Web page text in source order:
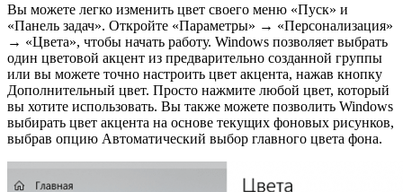
Вы можете легко изменить цвет своего меню «Пуск» и
«Панель задач». Откройте «Параметры» → «Персонализация»
→ «Цвета», чтобы начать работу. Windows позволяет выбрать
один цветовой акцент из предварительно созданной группы
или вы можете точно настроить цвет акцента, нажав кнопку
Дополнительный цвет. Просто нажмите любой цвет, который
вы хотите использовать. Вы также можете позволить Windows
выбирать цвет акцента на основе текущих фоновых рисунков,
выбрав опцию Автоматический выбор главного цвета фона.